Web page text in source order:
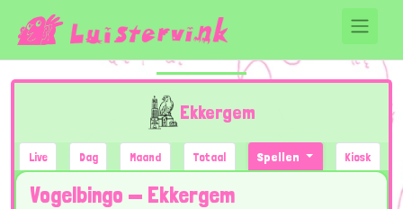
Ekkergem
Live Dag Maand Totaal Spellen Kiosk
Vogelbingo — Ekkergem